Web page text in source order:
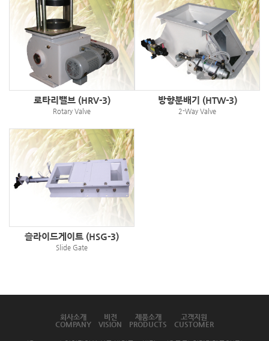
로타리밸브 (HRV-3)
Rotary Valve
방향분배기 (HTW-3)
2-Way Valve
슬라이드게이트 (HSG-3)
Slide Gate
회사소개
COMPANY
비전
VISION
제품소개
PRODUCTS
고객지원
CUSTOMER